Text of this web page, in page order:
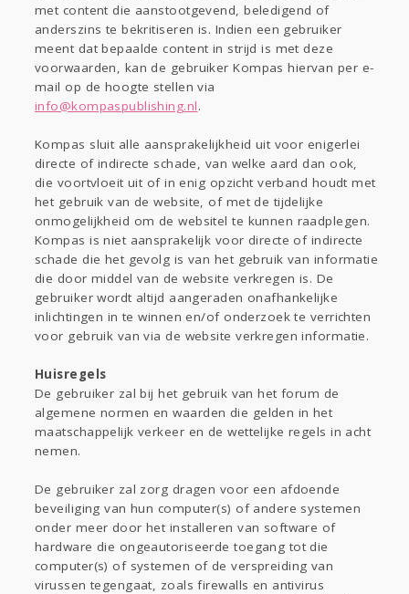
met content die aanstootgevend, beledigend of
anderszins te bekritiseren is. Indien een gebruiker
meent dat bepaalde content in strijd is met deze
voorwaarden, kan de gebruiker Kompas hiervan per e-
mail op de hoogte stellen via
info@kompaspublishing.nl.
Kompas sluit alle aansprakelijkheid uit voor enigerlei
directe of indirecte schade, van welke aard dan ook,
die voortvloeit uit of in enig opzicht verband houdt met
het gebruik van de website, of met de tijdelijke
onmogelijkheid om de websitel te kunnen raadplegen.
Kompas is niet aansprakelijk voor directe of indirecte
schade die het gevolg is van het gebruik van informatie
die door middel van de website verkregen is. De
gebruiker wordt altijd aangeraden onafhankelijke
inlichtingen in te winnen en/of onderzoek te verrichten
voor gebruik van via de website verkregen informatie.
Huisregels
De gebruiker zal bij het gebruik van het forum de
algemene normen en waarden die gelden in het
maatschappelijk verkeer en de wettelijke regels in acht
nemen.
De gebruiker zal zorg dragen voor een afdoende
beveiliging van hun computer(s) of andere systemen
onder meer door het installeren van software of
hardware die ongeautoriseerde toegang tot die
computer(s) of systemen of de verspreiding van
virussen tegengaat, zoals firewalls en antivirus